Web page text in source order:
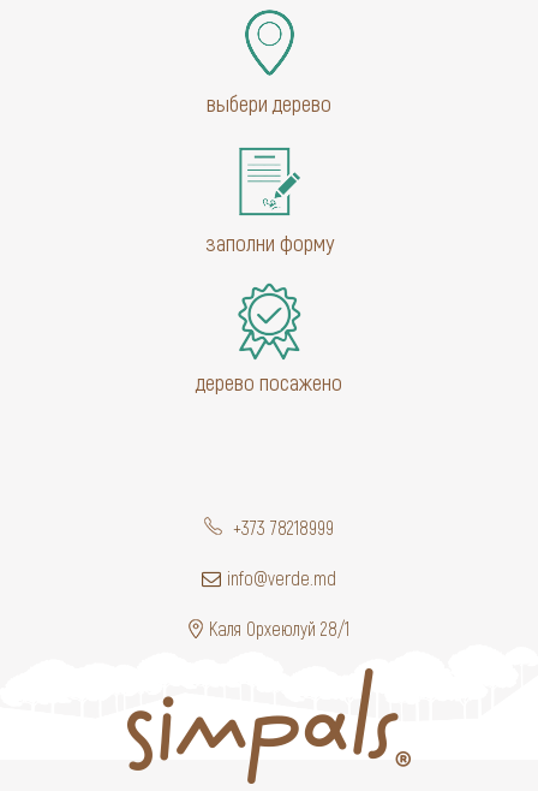
выбери дерево
заполни форму
дерево посажено
+373 78218999
info@verde.md
Каля Орхеюлуй 28/1